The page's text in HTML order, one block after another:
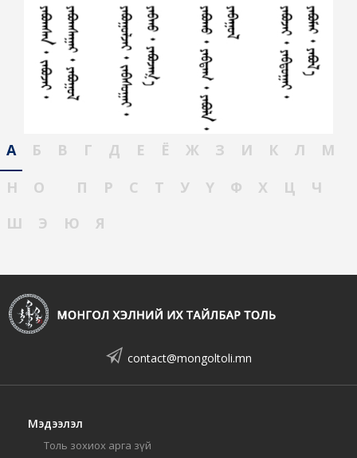
А Б В Г Д Е Ё Ж З И К Л
М
Н
О П Р С Т У Ү Ф Х Ц
Ч
Ш
Э Ю Я
contact@mongoltoli.mn
Мэдээлэл
Толь зохиох арга зүй